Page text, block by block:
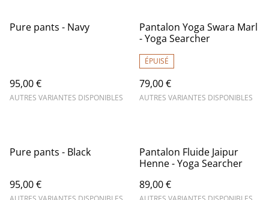
Pure pants - Navy
95,00 €
AUTRES VARIANTES DISPONIBLES
Pantalon Yoga Swara Marl
- Yoga Searcher
ÉPUISÉ
79,00 €
AUTRES VARIANTES DISPONIBLES
Pure pants - Black
95,00 €
Pantalon Fluide Jaipur
Henne - Yoga Searcher
89,00 €